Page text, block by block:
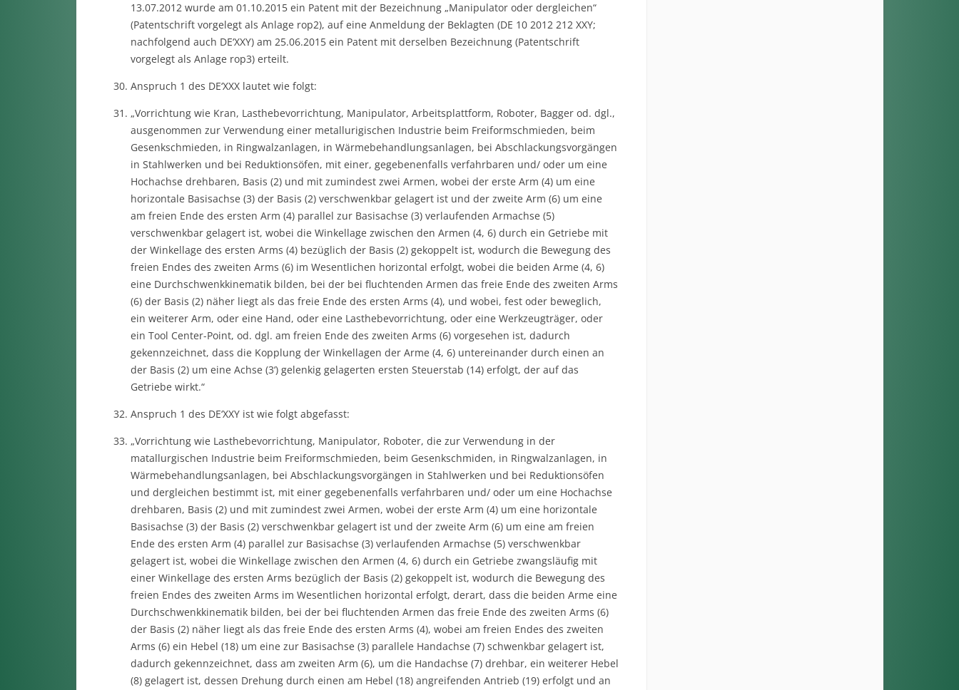
13.07.2012 wurde am 01.10.2015 ein Patent mit der Bezeichnung „Manipulator oder dergleichen“
(Patentschrift vorgelegt als Anlage rop2), auf eine Anmeldung der Beklagten (DE 10 2012 212 XXY;
nachfolgend auch DE‘XXY) am 25.06.2015 ein Patent mit derselben Bezeichnung (Patentschrift
vorgelegt als Anlage rop3) erteilt.
Anspruch 1 des DE‘XXX lautet wie folgt:
„Vorrichtung wie Kran, Lasthebevorrichtung, Manipulator, Arbeitsplattform, Roboter, Bagger od. dgl.,
ausgenommen zur Verwendung einer metallurigischen Industrie beim Freiformschmieden, beim
Gesenkschmieden, in Ringwalzanlagen, in Wärmebehandlungsanlagen, bei Abschlackungsvorgängen
in Stahlwerken und bei Reduktionsöfen, mit einer, gegebenenfalls verfahrbaren und/ oder um eine
Hochachse drehbaren, Basis (2) und mit zumindest zwei Armen, wobei der erste Arm (4) um eine
horizontale Basisachse (3) der Basis (2) verschwenkbar gelagert ist und der zweite Arm (6) um eine
am freien Ende des ersten Arm (4) parallel zur Basisachse (3) verlaufenden Armachse (5)
verschwenkbar gelagert ist, wobei die Winkellage zwischen den Armen (4, 6) durch ein Getriebe mit
der Winkellage des ersten Arms (4) bezüglich der Basis (2) gekoppelt ist, wodurch die Bewegung des
freien Endes des zweiten Arms (6) im Wesentlichen horizontal erfolgt, wobei die beiden Arme (4, 6)
eine Durchschwenkkinematik bilden, bei der bei fluchtenden Armen das freie Ende des zweiten Arms
(6) der Basis (2) näher liegt als das freie Ende des ersten Arms (4), und wobei, fest oder beweglich,
ein weiterer Arm, oder eine Hand, oder eine Lasthebevorrichtung, oder eine Werkzeugträger, oder
ein Tool Center-Point, od. dgl. am freien Ende des zweiten Arms (6) vorgesehen ist, dadurch
gekennzeichnet, dass die Kopplung der Winkellagen der Arme (4, 6) untereinander durch einen an
der Basis (2) um eine Achse (3‘) gelenkig gelagerten ersten Steuerstab (14) erfolgt, der auf das
Getriebe wirkt.“
Anspruch 1 des DE‘XXY ist wie folgt abgefasst:
„Vorrichtung wie Lasthebevorrichtung, Manipulator, Roboter, die zur Verwendung in der
matallurgischen Industrie beim Freiformschmieden, beim Gesenkschmiden, in Ringwalzanlagen, in
Wärmebehandlungsanlagen, bei Abschlackungsvorgängen in Stahlwerken und bei Reduktionsöfen
und dergleichen bestimmt ist, mit einer gegebenenfalls verfahrbaren und/ oder um eine Hochachse
drehbaren, Basis (2) und mit zumindest zwei Armen, wobei der erste Arm (4) um eine horizontale
Basisachse (3) der Basis (2) verschwenkbar gelagert ist und der zweite Arm (6) um eine am freien
Ende des ersten Arm (4) parallel zur Basisachse (3) verlaufenden Armachse (5) verschwenkbar
gelagert ist, wobei die Winkellage zwischen den Armen (4, 6) durch ein Getriebe zwangsläufig mit
einer Winkellage des ersten Arms bezüglich der Basis (2) gekoppelt ist, wodurch die Bewegung des
freien Endes des zweiten Arms im Wesentlichen horizontal erfolgt, derart, dass die beiden Arme eine
Durchschwenkkinematik bilden, bei der bei fluchtenden Armen das freie Ende des zweiten Arms (6)
der Basis (2) näher liegt als das freie Ende des ersten Arms (4), wobei am freien Endes des zweiten
Arms (6) ein Hebel (18) um eine zur Basisachse (3) parallele Handachse (7) schwenkbar gelagert ist,
dadurch gekennzeichnet, dass am zweiten Arm (6), um die Handachse (7) drehbar, ein weiterer Hebel
(8) gelagert ist, dessen Drehung durch einen am Hebel (18) angreifenden Antrieb (19) erfolgt und an